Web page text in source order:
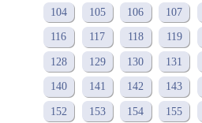
104 105 106 107
116 117 118 119
128 129 130 131
140 141 142 143
152 153 154 155